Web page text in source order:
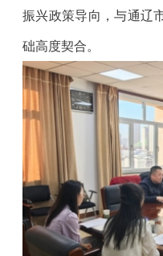
振兴政策导向，与通辽
础高度契合。